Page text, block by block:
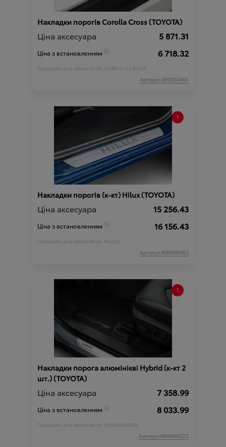
Накладки порогів Corolla Cross (TOYOTA)
Ціна аксесуара 5 871.31
Ціна з встановленням 6 718.32
Підходить для автомобіля :COROLLA CROSS;
Артикул:000003465
Накладки порогів (к-кт) Hilux (TOYOTA)
Ціна аксесуара 15 256.43
Ціна з встановленням 16 156.43
Підходить для автомобіля :HILUX;
Артикул:N00000163
Накладки порога алюмінієві Hybrid (к-кт 2
шт.) (TOYOTA)
Ціна аксесуара 7 358.99
Ціна з встановленням 8 033.99
Підходить для автомобіля :HIGHLANDER;
Артикул:N00000222